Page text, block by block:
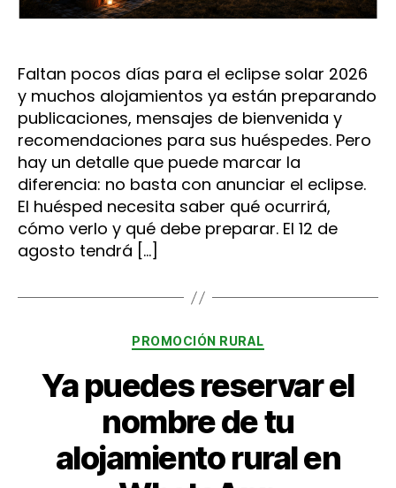
Faltan pocos días para el eclipse solar 2026
y muchos alojamientos ya están preparando
publicaciones, mensajes de bienvenida y
recomendaciones para sus huéspedes. Pero
hay un detalle que puede marcar la
diferencia: no basta con anunciar el eclipse.
El huésped necesita saber qué ocurrirá,
cómo verlo y qué debe preparar. El 12 de
agosto tendrá […]
Categorías
PROMOCIÓN RURAL
Ya puedes reservar el
nombre de tu
alojamiento rural en